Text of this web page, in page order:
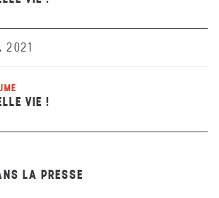
2021
VIE !
LA PRESSE